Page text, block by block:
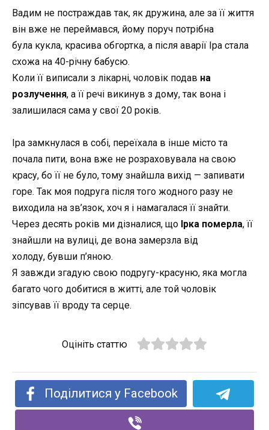
Вадим не постраждав так, як дружина, але за її життя
він вже не переймався, йому поруч потрібна
була кукла, красива обгортка, а після аварії Іра стала
схожа на 40-річну бабусю.
Коли її виписали з лікарні, чоловік подав на
розлучення, а її речі викинув з дому, так вона і
залишилася сама у свої 20 років.
Іра замкнулася в собі, переїхала в інше місто та
почала пити, вона вже не розраховувала на свою
красу, бо її не було, тому знайшла вихід — запивати
горе. Так моя подруга після того жодного разу не
виходила на зв’язок, хоч я і намагалася її знайти.
Через десять років ми дізналися, що Ірка померла, її
знайшли на вулиці, де вона замерзла від
холоду, бувши п’яною.
Я завжди згадую свою подругу-красуню, яка могла
багато чого добитися в житті, але той чоловік
зіпсував її вроду та серце.
Оцініть статтю
Поділитися у Facebook